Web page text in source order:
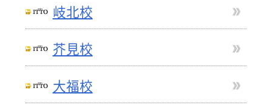
岐北校
芥見校
大福校